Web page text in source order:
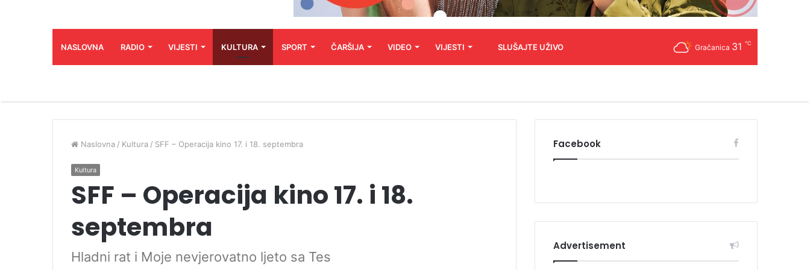
NASLOVNA RADIO VIJESTI KULTURA SPORT ČARŠIJA VIDEO VIJESTI SLUŠAJTE UŽIVO Gračanica 31 ℃
Naslovna / Kultura / SFF – Operacija kino 17. i 18. septembra
Kultura
SFF – Operacija kino 17. i 18.
septembra
Hladni rat i Moje nevjerovatno ljeto sa Tes
Facebook
Advertisement